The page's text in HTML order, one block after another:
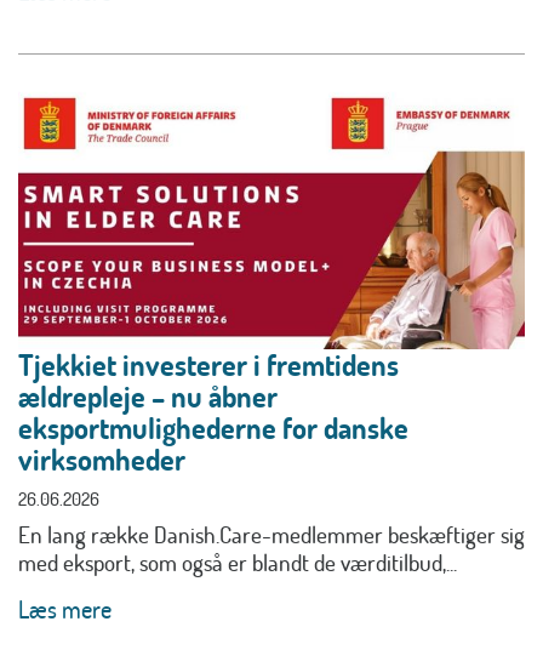
Tjekkiet investerer i fremtidens
ældrepleje – nu åbner
eksportmulighederne for danske
virksomheder
26.06.2026
En lang række Danish.Care-medlemmer beskæftiger sig
med eksport, som også er blandt de værditilbud,...
Læs mere